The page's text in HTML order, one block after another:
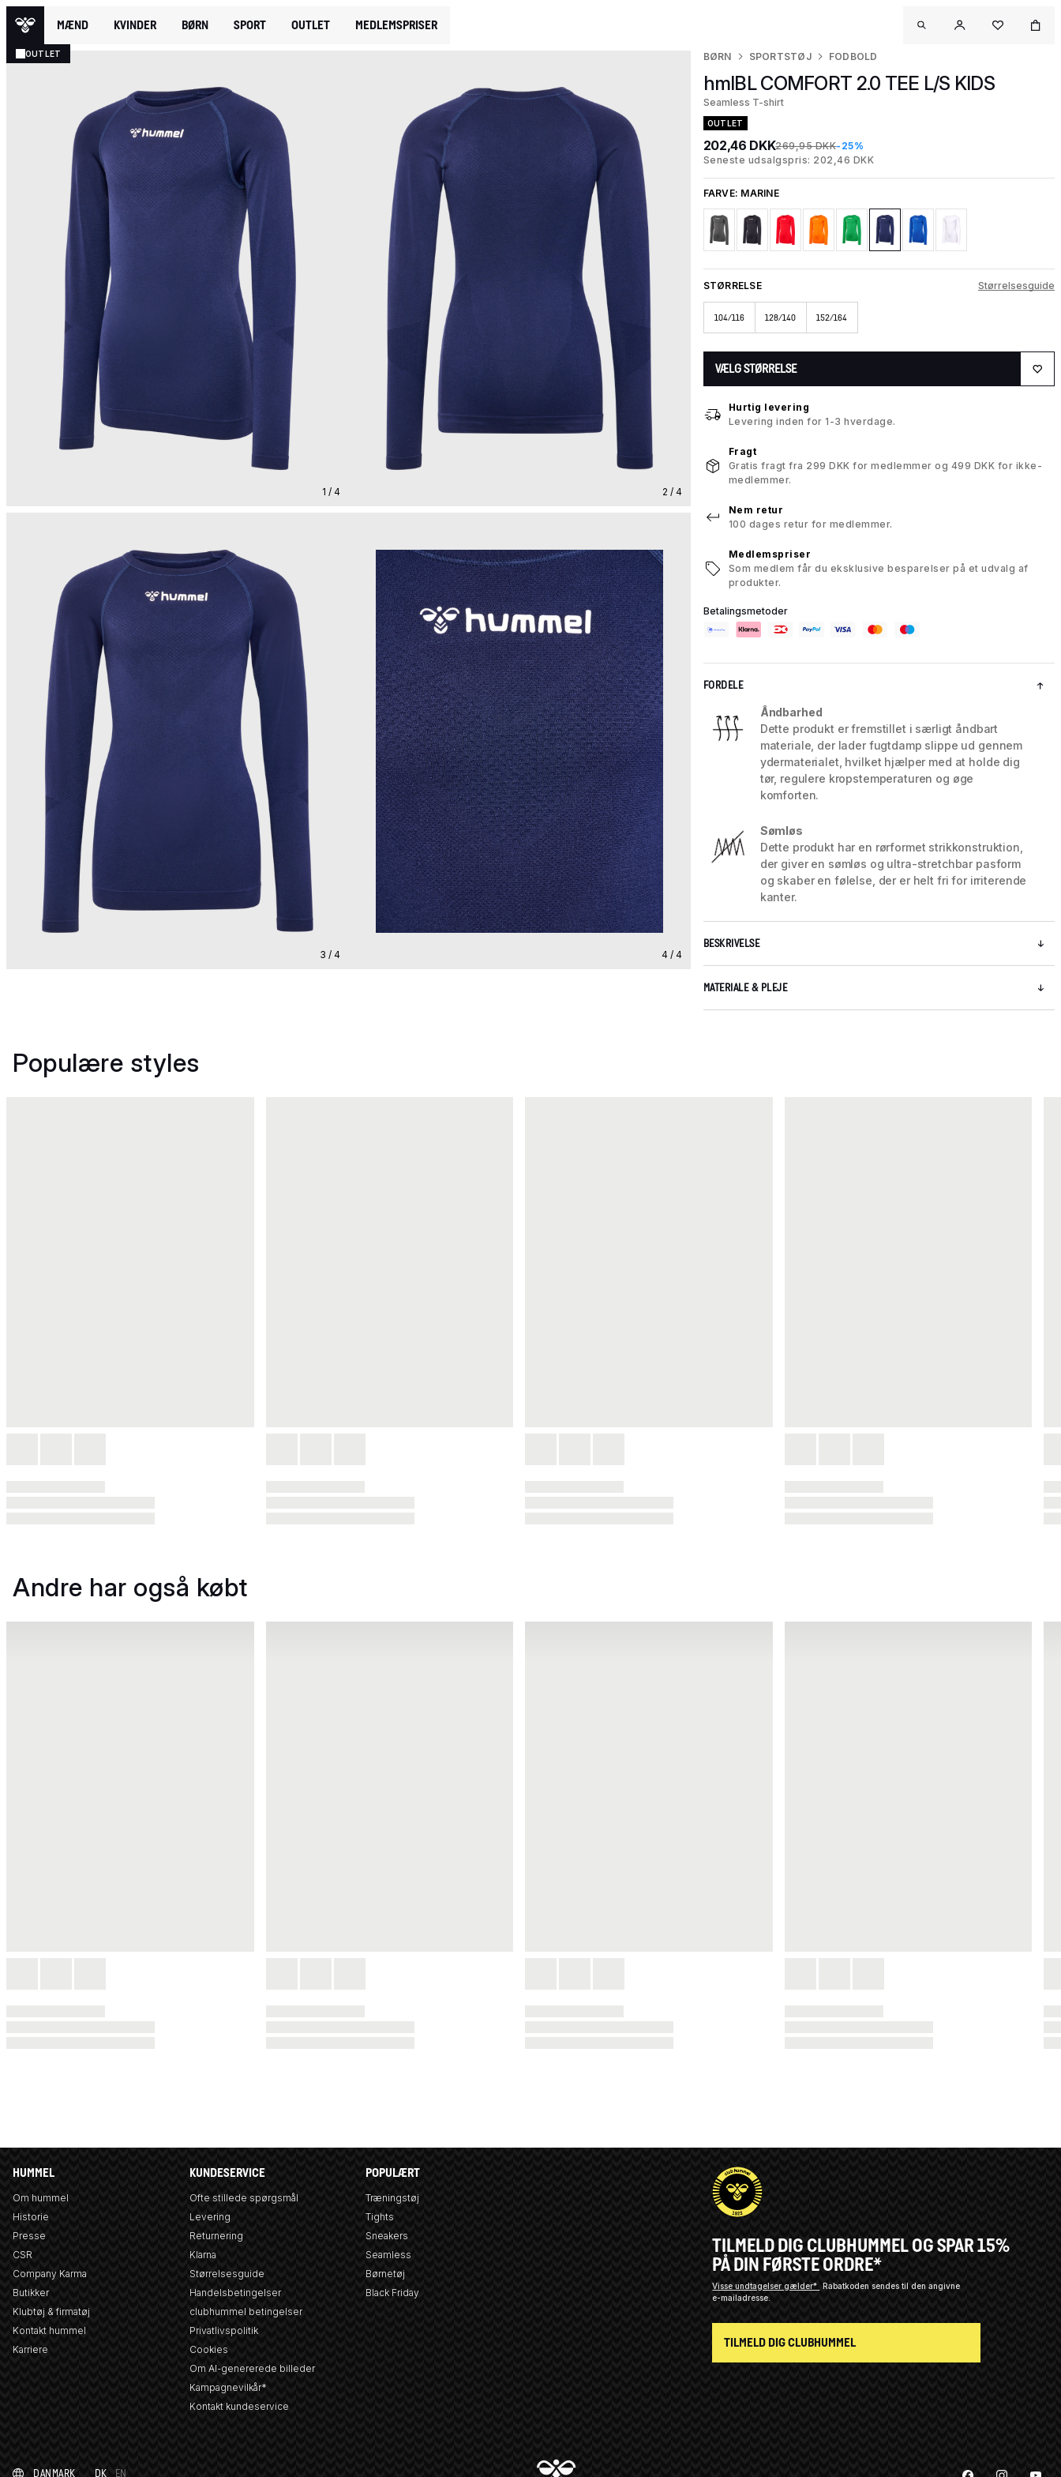
MÆND KVINDER BØRN SPORT OUTLET MEDLEMSPRISER
OUTLET
1 / 4 2 / 4
3 / 4 4 / 4
BØRN SPORTSTØJ FODBOLD
hmlBL COMFORT 2.0 TEE L/S KIDS
Seamless T-shirt
OUTLET
202,46 DKK269,95 DKK-25%
Seneste udsalgspris: 202,46 DKK
FARVE: MARINE
STØRRELSE Størrelsesguide
104/116 128/140 152/164
VÆLG STØRRELSE
Hurtig levering
Levering inden for 1-3 hverdage.
Fragt
Gratis fragt fra 299 DKK for medlemmer og 499 DKK for ikke-
medlemmer.
Nem retur
100 dages retur for medlemmer.
Medlemspriser
Som medlem får du eksklusive besparelser på et udvalg af
produkter.
Betalingsmetoder
FORDELE
Åndbarhed
Dette produkt er fremstillet i særligt åndbart
materiale, der lader fugtdamp slippe ud gennem
ydermaterialet, hvilket hjælper med at holde dig
tør, regulere kropstemperaturen og øge
komforten.
Sømløs
Dette produkt har en rørformet strikkonstruktion,
der giver en sømløs og ultra-stretchbar pasform
og skaber en følelse, der er helt fri for irriterende
kanter.
BESKRIVELSE
MATERIALE & PLEJE
Populære styles
Andre har også købt
HUMMEL
Om hummel
Historie
Presse
CSR
Company Karma
Butikker
Klubtøj & firmatøj
Kontakt hummel
Karriere
KUNDESERVICE
Ofte stillede spørgsmål
Levering
Returnering
Klarna
Størrelsesguide
Handelsbetingelser
clubhummel betingelser
Privatlivspolitik
Cookies
Om AI-genererede billeder
Kampagnevilkår*
Kontakt kundeservice
POPULÆRT
Træningstøj
Tights
Sneakers
Seamless
Børnetøj
Black Friday
TILMELD DIG CLUBHUMMEL OG SPAR 15%
PÅ DIN FØRSTE ORDRE*
Visse undtagelser gælder*
Rabatkoden sendes til den angivne
e-mailadresse.
TILMELD DIG CLUBHUMMEL
DANMARK DK EN